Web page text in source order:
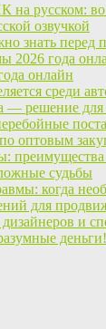
на русском:
озвучкой
знать перед
2026 года
онлайн
среди
— решение для
оптовым
преимущества
судьбы
когда
для
и
деньги!